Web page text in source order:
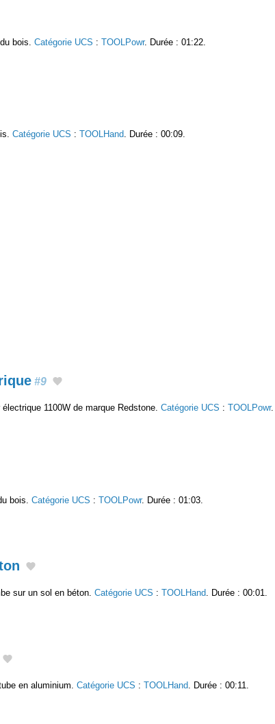
bois. Catégorie UCS : TOOLPowr. Durée : 01:22.
Catégorie UCS : TOOLHand. Durée : 00:09.
#9
1100W de marque Redstone. Catégorie UCS : TOOLPowr.
bois. Catégorie UCS : TOOLPowr. Durée : 01:03.
sur un sol en béton. Catégorie UCS : TOOLHand . Durée : 00:01.
en aluminium. Catégorie UCS : TOOLHand . Durée : 00:11.